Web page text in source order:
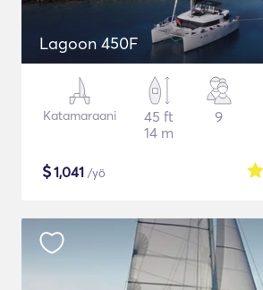
Lagoon 450F
Katamaraani
45 ft
14 m
9
$1,041 /yö